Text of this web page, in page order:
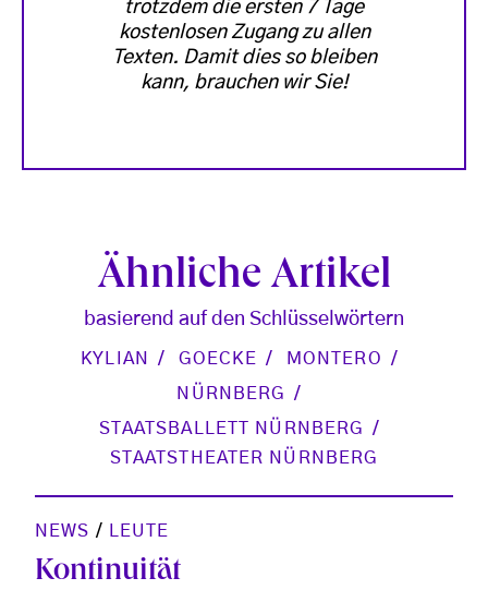
trotzdem die ersten 7 Tage
kostenlosen Zugang zu allen
Texten. Damit dies so bleiben
kann, brauchen wir Sie!
Ähnliche Artikel
basierend auf den Schlüsselwörtern
KYLIAN GOECKE
MONTERO
NÜRNBERG
STAATSBALLETT NÜRNBERG
STAATSTHEATER NÜRNBERG
NEWS / LEUTE
Kontinuität